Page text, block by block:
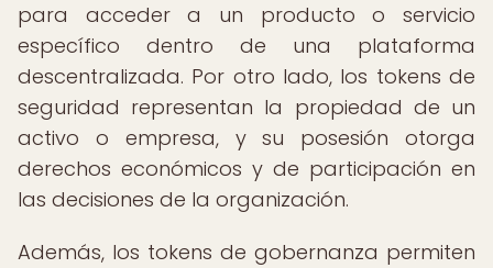
para acceder a un producto o servicio
específico dentro de una plataforma
descentralizada. Por otro lado, los tokens de
seguridad representan la propiedad de un
activo o empresa, y su posesión otorga
derechos económicos y de participación en
las decisiones de la organización.
Además, los tokens de gobernanza permiten